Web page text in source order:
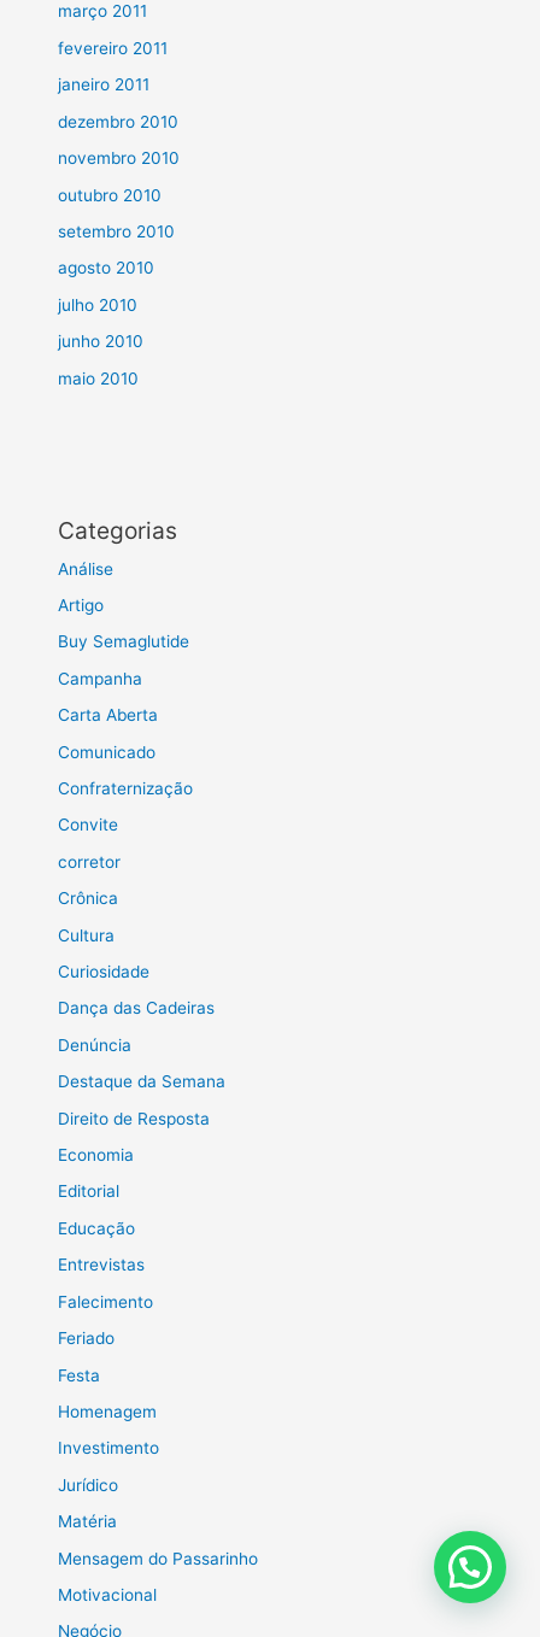
março 2011
fevereiro 2011
janeiro 2011
dezembro 2010
novembro 2010
outubro 2010
setembro 2010
agosto 2010
julho 2010
junho 2010
maio 2010
Categorias
Análise
Artigo
Buy Semaglutide
Campanha
Carta Aberta
Comunicado
Confraternização
Convite
corretor
Crônica
Cultura
Curiosidade
Dança das Cadeiras
Denúncia
Destaque da Semana
Direito de Resposta
Economia
Editorial
Educação
Entrevistas
Falecimento
Feriado
Festa
Homenagem
Investimento
Jurídico
Matéria
Mensagem do Passarinho
Motivacional
Negócio